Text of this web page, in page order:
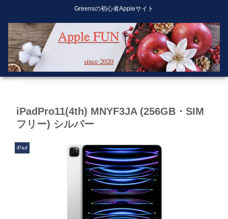
Greensの初心者Appleサイト
iPadPro11(4th) MNYF3JA (256GB・SIM
フリー) シルバー
iPad